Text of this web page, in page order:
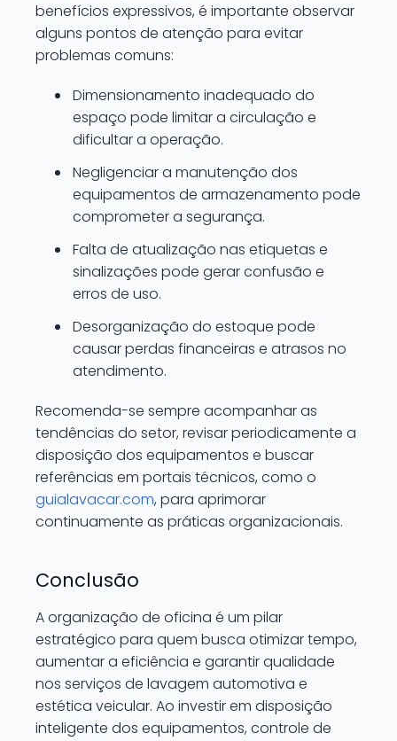
benefícios expressivos, é importante observar
alguns pontos de atenção para evitar
problemas comuns:
Dimensionamento inadequado do
espaço pode limitar a circulação e
dificultar a operação.
Negligenciar a manutenção dos
equipamentos de armazenamento pode
comprometer a segurança.
Falta de atualização nas etiquetas e
sinalizações pode gerar confusão e
erros de uso.
Desorganização do estoque pode
causar perdas financeiras e atrasos no
atendimento.
Recomenda-se sempre acompanhar as
tendências do setor, revisar periodicamente a
disposição dos equipamentos e buscar
referências em portais técnicos, como o
guialavacar.com, para aprimorar
continuamente as práticas organizacionais.
Conclusão
A organização de oficina é um pilar
estratégico para quem busca otimizar tempo,
aumentar a eficiência e garantir qualidade
nos serviços de lavagem automotiva e
estética veicular. Ao investir em disposição
inteligente dos equipamentos, controle de